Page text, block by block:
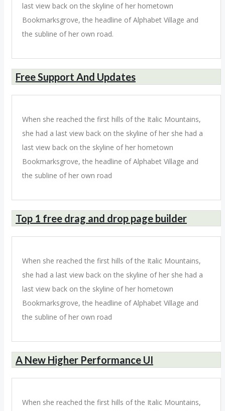
last view back on the skyline of her hometown
Bookmarksgrove, the headline of Alphabet Village and
the subline of her own road.
Free Support And Updates
When she reached the first hills of the Italic Mountains,
she had a last view back on the skyline of her she had a
last view back on the skyline of her hometown
Bookmarksgrove, the headline of Alphabet Village and
the subline of her own road
Top 1 free drag and drop page builder
When she reached the first hills of the Italic Mountains,
she had a last view back on the skyline of her she had a
last view back on the skyline of her hometown
Bookmarksgrove, the headline of Alphabet Village and
the subline of her own road
A New Higher Performance UI
When she reached the first hills of the Italic Mountains,